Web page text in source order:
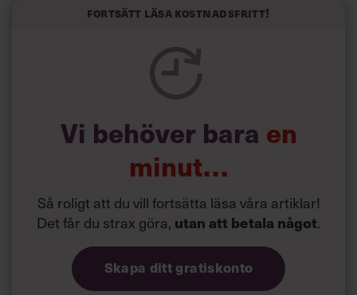
Forskarna tror sig dessutom kunna uttyda att en längre
försök att förändra livsstilsvanor.
Fortsätt läsa kostnadsfritt!
Vi behöver bara en
minut…
Så roligt att du vill fortsätta läsa våra artiklar!
Det får du strax göra, utan att betala något.
Skapa ditt gratiskonto